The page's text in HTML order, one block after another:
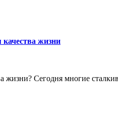
жизни
жизни? Сегодня многие